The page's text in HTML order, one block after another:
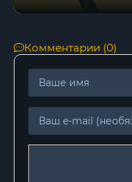
Комментарии (0)